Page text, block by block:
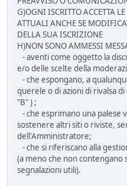
G)OGNI ISCRITTO ACCETTA
ATTUALI ANCHE SE
DELLA SUA ISCRIZIONE
H)NON SONO AMMESSI
- aventi come oggetto la
e/o delle scelte della
- che espongano, a
querele o di azioni di rivalsa
"B" ) ;
- che esprimano una palese
sostenere altri siti o riviste,
dell'Amministratore;
- che si riferiscano alla
(a meno che non
segnalazioni utili).